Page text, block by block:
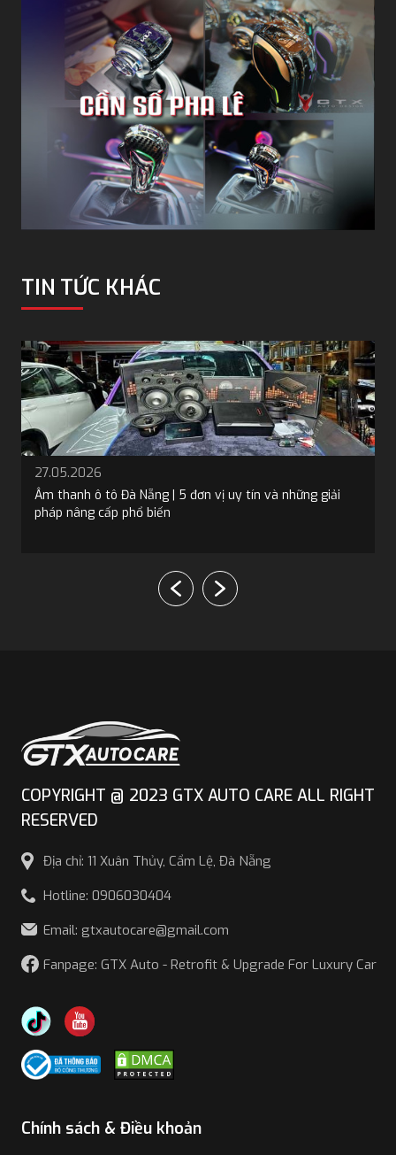
TIN TỨC KHÁC
19.05.2026
Bọc trần ô tô tại Đà Nẵng: 5 địa chỉ và 4 loại vật liệu phổ
biến
COPYRIGHT @ 2023 GTX AUTO CARE ALL RIGHT
RESERVED
Địa chỉ: 11 Xuân Thủy, Cẩm Lệ, Đà Nẵng
Hotline: 0906030404
Email: gtxautocare@gmail.com
Fanpage: GTX Auto - Retrofit & Upgrade For Luxury Car
Chính sách & Điều khoản